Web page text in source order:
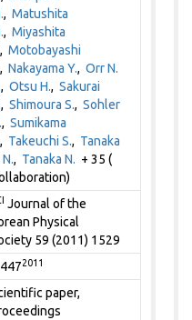
,Matushita
,Miyashita
,Motobayashi
,Nakayama Y.,Orr N.
,Otsu H.,Sakurai
,Shimoura S.,Sohler
,Sumikama
, Takeuchi S., Tanaka
N., Tanaka N. + 35 (
Journal of the
Physical
59 (2011) 1529
2011
paper,